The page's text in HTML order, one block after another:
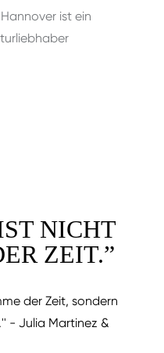
ist ein
NICHT
ZEIT.”
der Zeit, sondern
- Julia Martinez &